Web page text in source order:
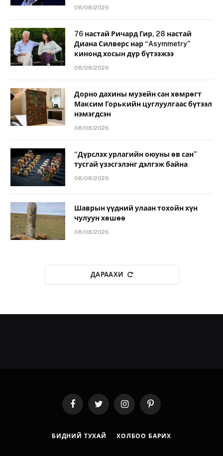
08/08/2026
76 настай Ричард Гир, 28 настай
Диана Силверс нар “Asymmetry”
кинонд хосын дүр бүтээжээ
08/08/2026
Дорно дахины музейн сан хөмрөгт
Максим Горькийн цуглуулгаас бүтээл
нэмэгдсэн
08/08/2026
“Дүрслэх урлагийн оюуны өв сан”
тусгай үзэсгэлэнг дэлгэж байна
08/08/2026
Шаврын үүдний улаан тохойн хүн
чулуун хөшөө
08/08/2026
ДАРААХИ
FacebookTwitter InstagramPinterest
БИДНИЙ ТУХАЙ ХОЛБОО БАРИХ